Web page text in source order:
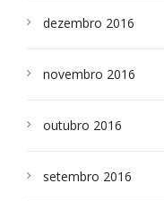
dezembro 2016
novembro 2016
outubro 2016
setembro 2016